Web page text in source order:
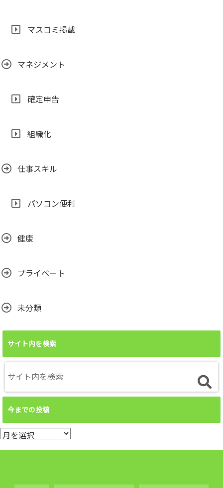
マスコミ掲載
マネジメント
確定申告
組織化
仕事スキル
パソコン便利
健康
プライベート
未分類
サイト内を検索
今までの投稿
今